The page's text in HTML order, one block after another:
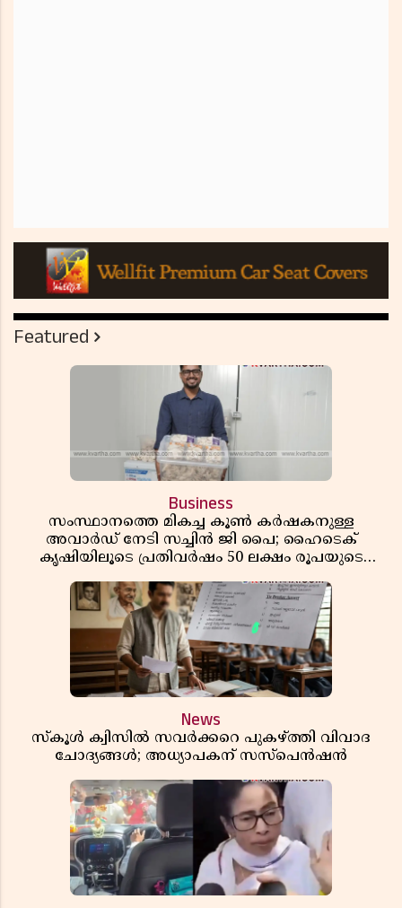
Featured
Business
സംസ്ഥാനത്തെ മികച്ച കൂൺ കർഷകനുള്ള
അവാർഡ് നേടി സച്ചിൻ ജി പൈ; ഹൈടെക്
കൃഷിയിലൂടെ പ്രതിവർഷം 50 ലക്ഷം രൂപയുടെ
News
സ്കൂൾ ക്വിസിൽ സവർക്കറെ പുകഴ്ത്തി വിവാദ
ചോദ്യങ്ങൾ; അധ്യാപകന് സസ്പെൻഷൻ